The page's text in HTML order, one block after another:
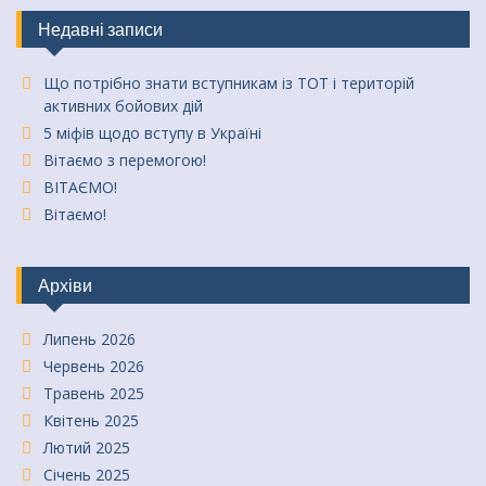
Недавні записи
Що потрібно знати вступникам із ТОТ і територій
активних бойових дій
5 міфів щодо вступу в Україні
Вітаємо з перемогою!
ВІТАЄМО!
Вітаємо!
Архіви
Липень 2026
Червень 2026
Травень 2025
Квітень 2025
Лютий 2025
Січень 2025